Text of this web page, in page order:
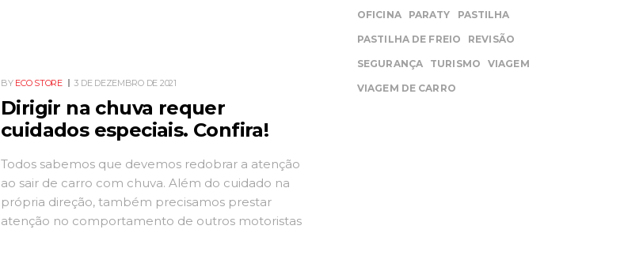
BY ECO STORE 3 DE DEZEMBRO DE 2021
Dirigir na chuva requer
cuidados especiais. Confira!
Todos sabemos que devemos redobrar a atenção
ao sair de carro com chuva. Além do cuidado na
própria direção, também precisamos prestar
atenção no comportamento de outros motoristas
OFICINA PARATY PASTILHA
PASTILHA DE FREIO REVISÃO
SEGURANÇA TURISMO VIAGEM
VIAGEM DE CARRO